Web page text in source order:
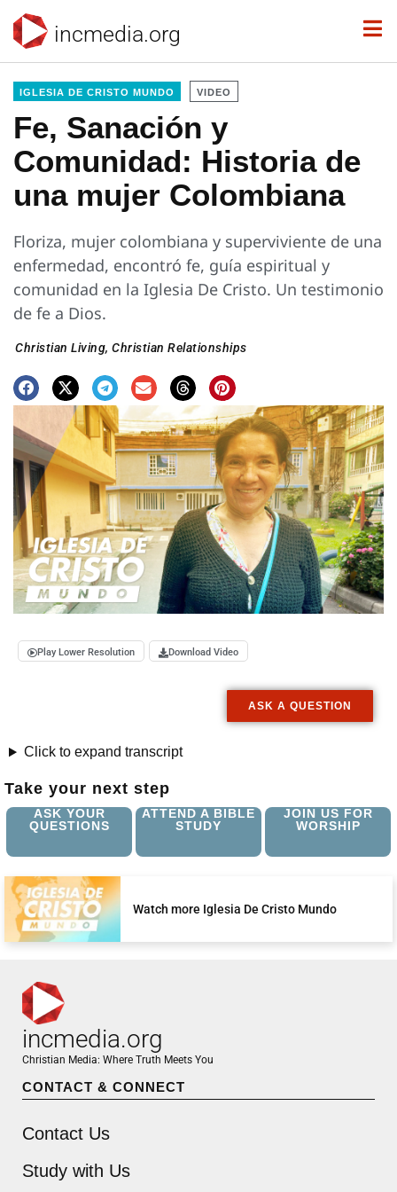
incmedia.org
IGLESIA DE CRISTO MUNDO VIDEO
Fe, Sanación y
Comunidad: Historia de
una mujer Colombiana
Floriza, mujer colombiana y superviviente de una
enfermedad, encontró fe, guía espiritual y
comunidad en la Iglesia De Cristo. Un testimonio
de fe a Dios.
Christian Living, Christian Relationships
Play Lower Resolution Download Video
ASK A QUESTION
Click to expand transcript
Take your next step
ASK YOUR
QUESTIONS
ATTEND A BIBLE
STUDY
JOIN US FOR
WORSHIP
Watch more Iglesia De Cristo Mundo
incmedia.org
Christian Media: Where Truth Meets You
CONTACT & CONNECT
Contact Us
Study with Us